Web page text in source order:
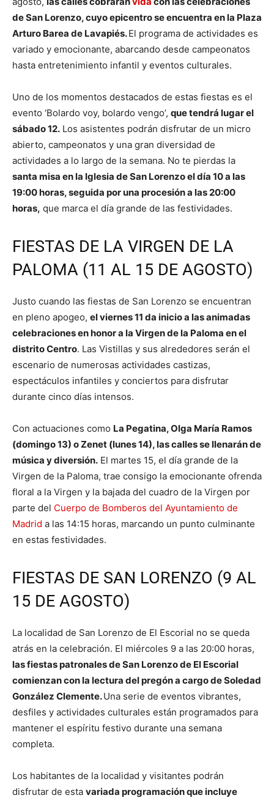
de San Lorenzo, cuyo epicentro se encuentra en la Plaza
Arturo Barea de Lavapiés.El programa de actividades es
variado y emocionante, abarcando desde campeonatos
hasta entretenimiento infantil y eventos culturales.
Uno de los momentos destacados de estas fiestas es el
evento ‘Bolardo voy, bolardo vengo’, que tendrá lugar el
sábado 12. Los asistentes podrán disfrutar de un micro
abierto, campeonatos y una gran diversidad de
actividades a lo largo de la semana. No te pierdas la
santa misa en la Iglesia de San Lorenzo el día 10 a las
19:00 horas, seguida por una procesión a las 20:00
horas, que marca el día grande de las festividades.
FIESTAS DE LA VIRGEN DE LA
PALOMA (11 AL 15 DE AGOSTO)
Justo cuando las fiestas de San Lorenzo se encuentran
en pleno apogeo, el viernes 11 da inicio a las animadas
celebraciones en honor a la Virgen de la Paloma en el
distrito Centro. Las Vistillas y sus alrededores serán el
escenario de numerosas actividades castizas,
espectáculos infantiles y conciertos para disfrutar
durante cinco días intensos.
Con actuaciones como La Pegatina, Olga María Ramos
(domingo 13) o Zenet (lunes 14), las calles se llenarán de
música y diversión. El martes 15, el día grande de la
Virgen de la Paloma, trae consigo la emocionante ofrenda
floral a la Virgen y la bajada del cuadro de la Virgen por
parte del Cuerpo de Bomberos del Ayuntamiento de
Madrid a las 14:15 horas, marcando un punto culminante
en estas festividades.
FIESTAS DE SAN LORENZO (9 AL
15 DE AGOSTO)
La localidad de San Lorenzo de El Escorial no se queda
atrás en la celebración. El miércoles 9 a las 20:00 horas,
las fiestas patronales de San Lorenzo de El Escorial
comienzan con la lectura del pregón a cargo de Soledad
González Clemente.Una serie de eventos vibrantes,
desfiles y actividades culturales están programados para
mantener el espíritu festivo durante una semana
completa.
Los habitantes de la localidad y visitantes podrán
disfrutar de esta variada programación que incluye